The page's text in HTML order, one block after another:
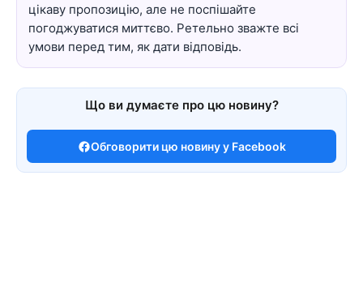
цікаву пропозицію, але не поспішайте
погоджуватися миттєво. Ретельно зважте всі
умови перед тим, як дати відповідь.
Що ви думаєте про цю новину?
Обговорити цю новину у Facebook